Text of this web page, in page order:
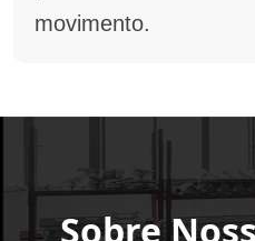
movimento.
Sobre